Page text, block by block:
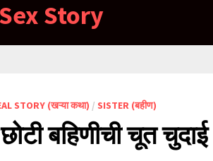
Story
STORY (खऱ्या कथा) / SISTER (बहीण)
बहिणीची चूत चुदाई